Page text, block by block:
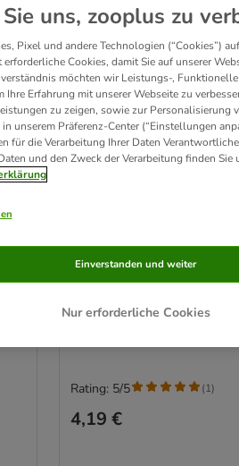
kooa Krallenschere für
Haustiere
4,19 €
Rating: 5/5 (1)
uns, zooplus zu
Pixel und andere Technologien (“Cookies”)
Cookies, damit Sie auf unserer
möchten wir Leistungs-,
Ihre Erfahrung mit unserer Webseite zu
zu zeigen, sowie zur Personalisierung
unserem Präferenz-Center (“Einstellungen
für die Verarbeitung Ihrer Daten
und den Zweck der Verarbeitung finden Sie
Nur erforderliche Cookies
Einverstanden und weiter